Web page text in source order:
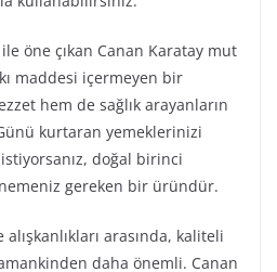
öne çıkan Canan Karatay mut
maddesi içermeyen bir
hem de sağlık arayanların
kurtaran yemeklerinizi
doğal birinci
gereken bir üründür.
arasında, kaliteli
daha önemli. Canan